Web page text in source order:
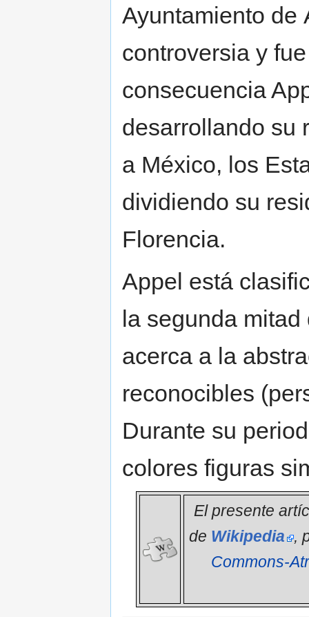
Ayuntamiento de
controversia y
consecuencia
desarrollando su
a México, los
dividiendo su
Florencia.
Appel está
la segunda
acerca a la
reconocibles
Durante su
colores figuras
El presente
de Wikipedia ,
Commons-